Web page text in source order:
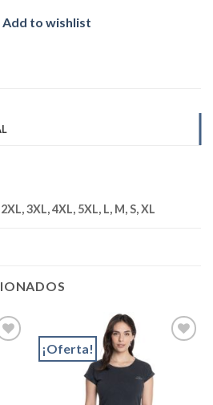
Add to wishlist
2XL, 3XL, 4XL, 5XL, L, M, S, XL
¡Oferta!